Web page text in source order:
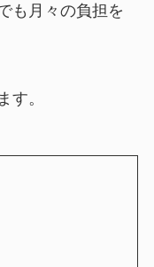
も月々の負担を
す。